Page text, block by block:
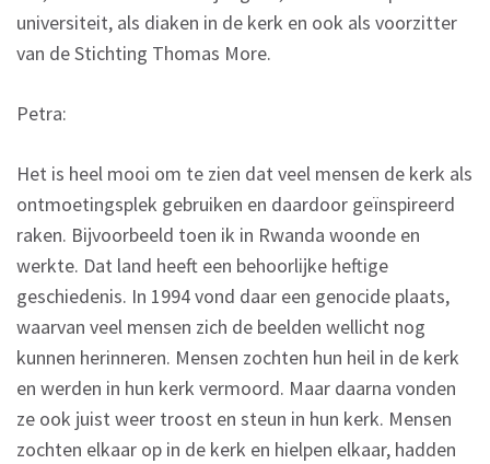
universiteit, als diaken in de kerk en ook als voorzitter
van de Stichting Thomas More.
Petra:
Het is heel mooi om te zien dat veel mensen de kerk als
ontmoetingsplek gebruiken en daardoor geïnspireerd
raken. Bijvoorbeeld toen ik in Rwanda woonde en
werkte. Dat land heeft een behoorlijke heftige
geschiedenis. In 1994 vond daar een genocide plaats,
waarvan veel mensen zich de beelden wellicht nog
kunnen herinneren. Mensen zochten hun heil in de kerk
en werden in hun kerk vermoord. Maar daarna vonden
ze ook juist weer troost en steun in hun kerk. Mensen
zochten elkaar op in de kerk en hielpen elkaar, hadden